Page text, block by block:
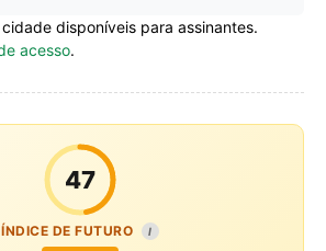
disponíveis para assinantes.
acesso.
47
ÍNDICE DE FUTURO I